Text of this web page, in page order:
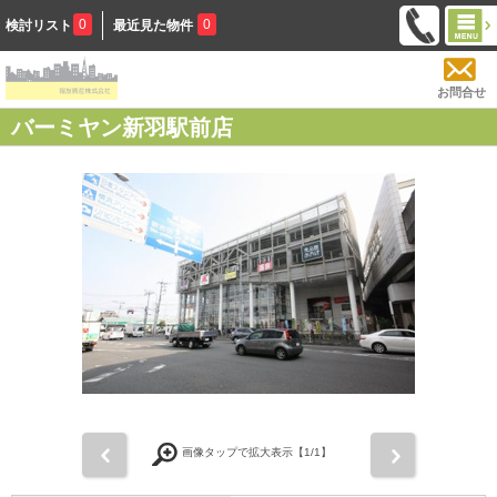
検討リスト 0 最近見た物件 0
お問合せ
バーミヤン新羽駅前店
画像タップで拡大表示【1/1】